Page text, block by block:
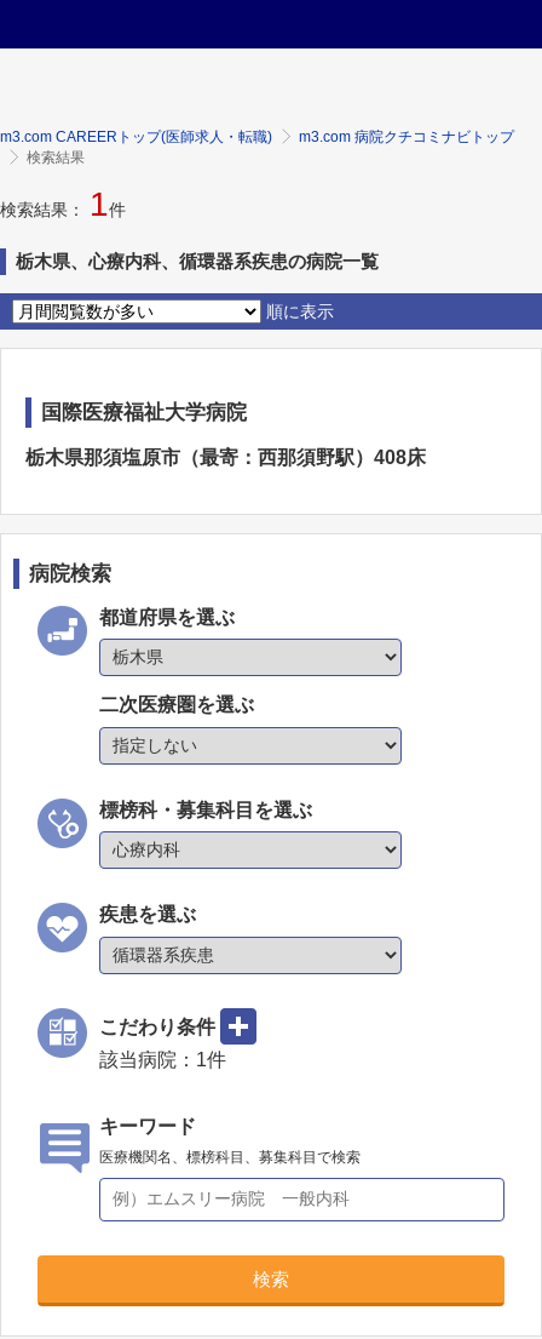
m3.com CAREERトップ(医師求人・転職)
m3.com 病院クチコミナビトップ
検索結果
検索結果： 1件
栃木県、心療内科、循環器系疾患の病院一覧
順に表示
国際医療福祉大学病院
栃木県那須塩原市（最寄：西那須野駅）408床
病院検索
都道府県を選ぶ
二次医療圏を選ぶ
標榜科・募集科目を選ぶ
疾患を選ぶ
こだわり条件
該当病院： 1件
キーワード
医療機関名、標榜科目、募集科目で検索
検索